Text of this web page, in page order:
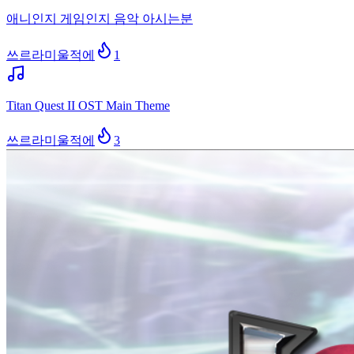
애니인지 게임인지 음악 아시는분
쓰르라미울적에 1
Titan Quest II OST Main Theme
쓰르라미울적에 3